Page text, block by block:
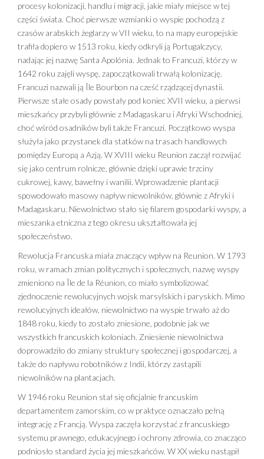
procesy kolonizacji, handlu i migracji, jakie miały miejsce w tej
części świata. Choć pierwsze wzmianki o wyspie pochodzą z
czasów arabskich żeglarzy w VII wieku, to na mapy europejskie
trafiła dopiero w 1513 roku, kiedy odkryli ją Portugalczycy,
nadając jej nazwę Santa Apolónia. Jednak to Francuzi, którzy w
1642 roku zajęli wyspę, zapoczątkowali trwałą kolonizację.
Francuzi nazwali ją Île Bourbon na cześć rządzącej dynastii.
Pierwsze stałe osady powstały pod koniec XVII wieku, a pierwsi
mieszkańcy przybyli głównie z Madagaskaru i Afryki Wschodniej,
choć wśród osadników byli także Francuzi. Początkowo wyspa
służyła jako przystanek dla statków na trasach handlowych
pomiędzy Europą a Azją. W XVIII wieku Reunion zaczął rozwijać
się jako centrum rolnicze, głównie dzięki uprawie trzciny
cukrowej, kawy, bawełny i wanilii. Wprowadzenie plantacji
spowodowało masowy napływ niewolników, głównie z Afryki i
Madagaskaru. Niewolnictwo stało się filarem gospodarki wyspy, a
mieszanka etniczna z tego okresu ukształtowała jej
społeczeństwo.
Rewolucja Francuska miała znaczący wpływ na Reunion. W 1793
roku, w ramach zmian politycznych i społecznych, nazwę wyspy
zmieniono na Île de la Réunion, co miało symbolizować
zjednoczenie rewolucyjnych wojsk marsylskich i paryskich. Mimo
rewolucyjnych ideałów, niewolnictwo na wyspie trwało aż do
1848 roku, kiedy to zostało zniesione, podobnie jak we
wszystkich francuskich koloniach. Zniesienie niewolnictwa
doprowadziło do zmiany struktury społecznej i gospodarczej, a
także do napływu robotników z Indii, którzy zastąpili
niewolników na plantacjach.
W 1946 roku Reunion stał się oficjalnie francuskim
departamentem zamorskim, co w praktyce oznaczało pełną
integrację z Francją. Wyspa zaczęła korzystać z francuskiego
systemu prawnego, edukacyjnego i ochrony zdrowia, co znacząco
podniosło standard życia jej mieszkańców. W XX wieku nastąpił